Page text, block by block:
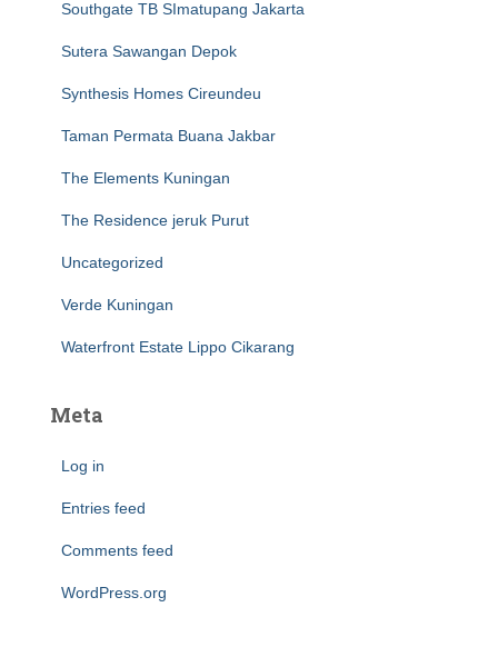
Southgate TB SImatupang Jakarta
Sutera Sawangan Depok
Synthesis Homes Cireundeu
Taman Permata Buana Jakbar
The Elements Kuningan
The Residence jeruk Purut
Uncategorized
Verde Kuningan
Waterfront Estate Lippo Cikarang
Meta
Log in
Entries feed
Comments feed
WordPress.org